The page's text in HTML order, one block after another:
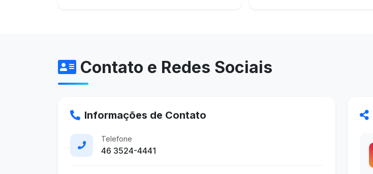
Contato e Redes Sociais
Informações de Contato
Telefone
46 3524-4441